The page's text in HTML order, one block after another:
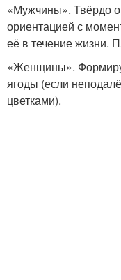
«Мужчины». Твёрдо
ориентацией с
её в течение жизни.
«Женщины».
ягоды (если
цветками).